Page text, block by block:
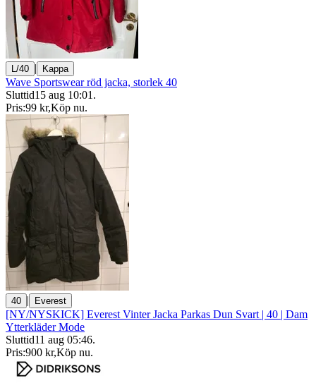
L/40 | Kappa
Wave Sportswear röd jacka, storlek 40
Sluttid15 aug 10:01 .
Pris:99 kr,Köp nu.
40 | Everest
[NY/NYSKICK] Everest Vinter Jacka Parkas Dun Svart | 40 | Dam
Ytterkläder Mode
Sluttid11 aug 05:46.
Pris:900 kr,Köp nu.